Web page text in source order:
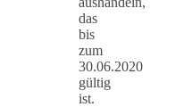
das
bis
zum
30.06.2020
gültig
ist.